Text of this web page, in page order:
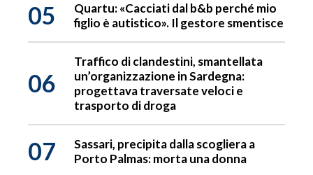
05
Quartu: «Cacciati dal b&b perché mio
figlio è autistico». Il gestore smentisce
06
Traffico di clandestini, smantellata
un’organizzazione in Sardegna:
progettava traversate veloci e
trasporto di droga
07
Sassari, precipita dalla scogliera a
Porto Palmas: morta una donna